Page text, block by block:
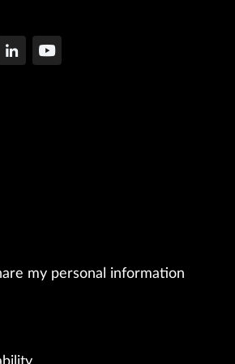
my personal information